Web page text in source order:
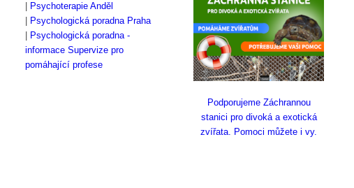
Psychoterapie Anděl
Psychologická poradna Praha
Psychologická poradna -
informace Supervize pro
pomáhající profese
Podporujeme Záchrannou
stanici pro divoká a exotická
zvířata. Pomoci můžete i vy.